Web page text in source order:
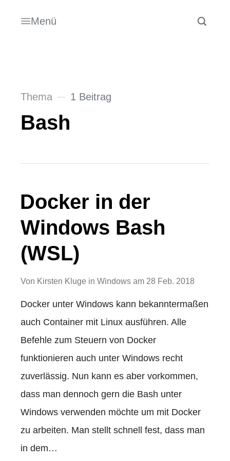
Menü
Thema 1 Beitrag
Bash
Docker in der
Windows Bash
(WSL)
Von Kirsten Kluge in Windows am 28 Feb. 2018
Docker unter Windows kann bekanntermaßen
auch Container mit Linux ausführen. Alle
Befehle zum Steuern von Docker
funktionieren auch unter Windows recht
zuverlässig. Nun kann es aber vorkommen,
dass man dennoch gern die Bash unter
Windows verwenden möchte um mit Docker
zu arbeiten. Man stellt schnell fest, dass man
in dem…